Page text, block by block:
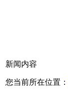
新闻内容
您当前所在位置：